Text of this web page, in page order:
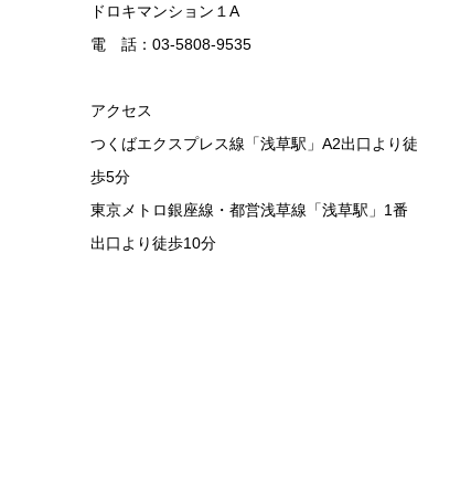
ドロキマンション１A
電 話：03-5808-9535
アクセス
つくばエクスプレス線「浅草駅」A2出口より徒
歩5分
東京メトロ銀座線・都営浅草線「浅草駅」1番
出口より徒歩10分